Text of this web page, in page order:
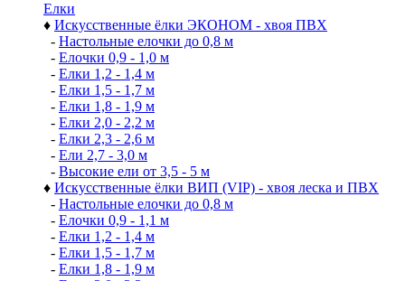
Елки
♦ Искусственные ёлки ЭКОНОМ - хвоя ПВХ
- Настольные елочки до 0,8 м
- Елочки 0,9 - 1,0 м
- Елки 1,2 - 1,4 м
- Елки 1,5 - 1,7 м
- Елки 1,8 - 1,9 м
- Елки 2,0 - 2,2 м
- Елки 2,3 - 2,6 м
- Ели 2,7 - 3,0 м
- Высокие ели от 3,5 - 5 м
♦ Искусственные ёлки ВИП (VIP) - хвоя леска и ПВХ
- Настольные елочки до 0,8 м
- Елочки 0,9 - 1,1 м
- Елки 1,2 - 1,4 м
- Елки 1,5 - 1,7 м
- Елки 1,8 - 1,9 м